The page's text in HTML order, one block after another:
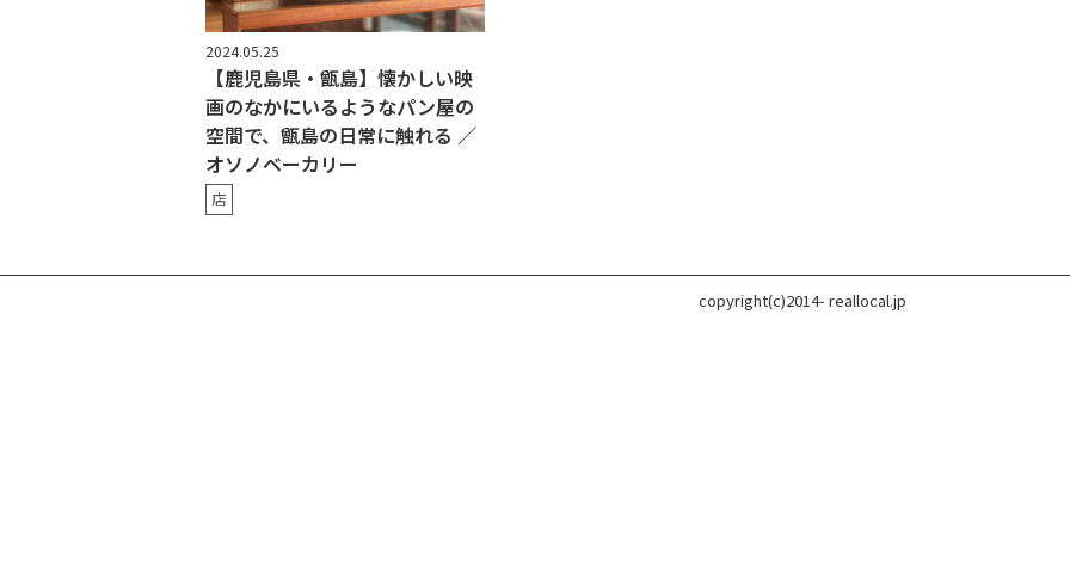
2024.05.25
【鹿児島県・甑島】懐かしい映
画のなかにいるようなパン屋の
空間で、甑島の日常に触れる ／
オソノベーカリー
店
copyright(c)2014- reallocal.jp